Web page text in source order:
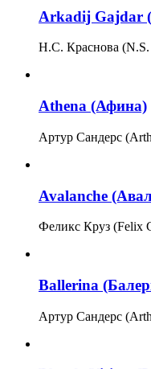
Arkadij Gajdar
Н.С. Краснова
Athena (Афина)
Артур Сандерс
Avalanche
Феликс Круз (Felix
Ballerina
Артур Сандерс